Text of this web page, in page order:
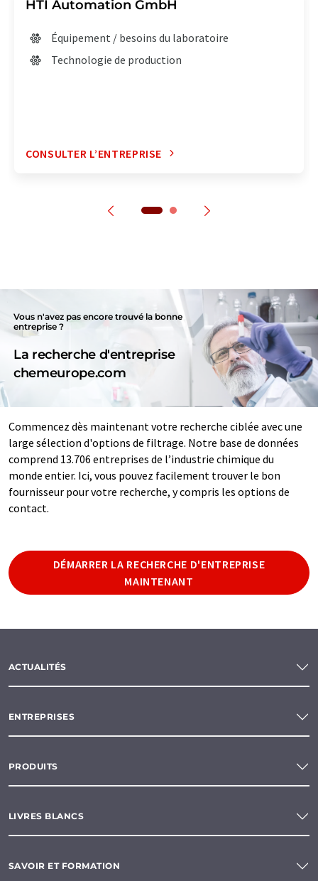
HTI Automation GmbH
Équipement / besoins du laboratoire
Technologie de production
CONSULTER L’ENTREPRISE
Vous n'avez pas encore trouvé la bonne
entreprise ?
La recherche d'entreprise
chemeurope.com
Commencez dès maintenant votre recherche ciblée avec une
large sélection d'options de filtrage. Notre base de données
comprend 13.706 entreprises de l’industrie chimique du
monde entier. Ici, vous pouvez facilement trouver le bon
fournisseur pour votre recherche, y compris les options de
contact.
DÉMARRER LA RECHERCHE D'ENTREPRISE
MAINTENANT
ACTUALITÉS
ENTREPRISES
PRODUITS
LIVRES BLANCS
SAVOIR ET FORMATION